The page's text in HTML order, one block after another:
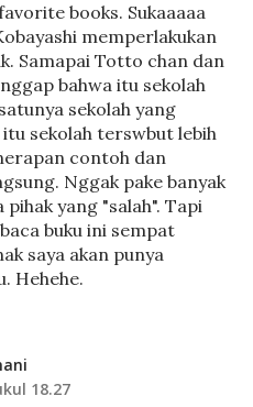
books. Sukaaaaa
memperlakukan
Samapai Totto chan dan
bahwa itu sekolah
sekolah yang
itu sekolah terswbut lebih
contoh dan
Nggak pake banyak
yang "salah". Tapi
buku ini sempat
saya akan punya
Hehehe.
18.27